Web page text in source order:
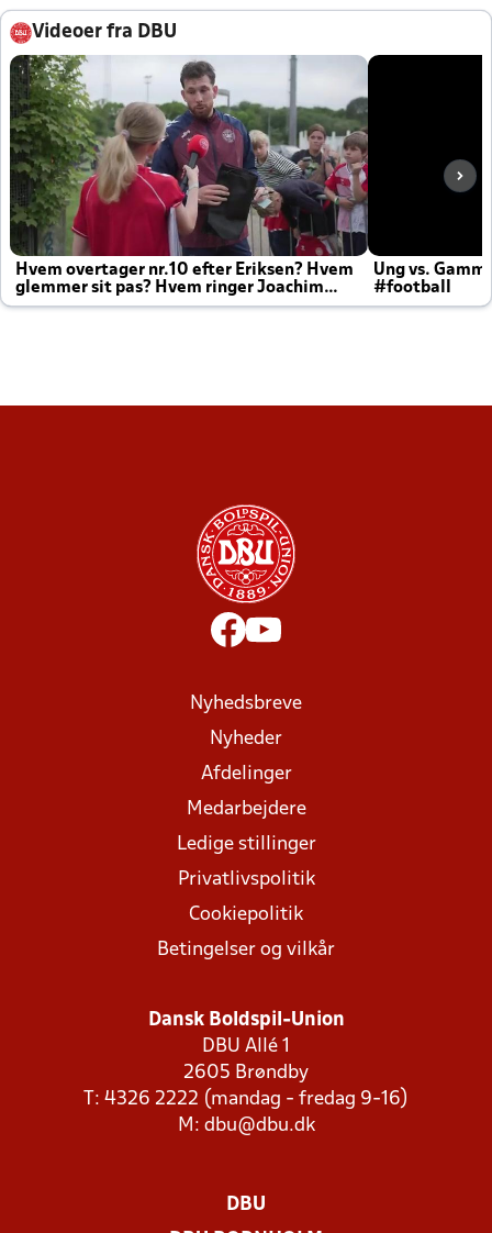
Videoer fra DBU
Hvem overtager nr.10 efter Eriksen? Hvem
glemmer sit pas? Hvem ringer Joachim
altid til efter kampe?
Ung vs.
#football
Nyhedsbreve
Nyheder
Afdelinger
Medarbejdere
Ledige stillinger
Privatlivspolitik
Cookiepolitik
Betingelser og vilkår
Dansk Boldspil-Union
DBU Allé 1
2605 Brøndby
T: 4326 2222 (mandag - fredag 9-16)
M: dbu@dbu.dk
DBU